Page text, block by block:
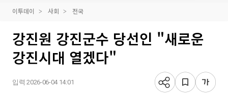
이투데이 사회 전국
강진원 강진군수 당선인 "새로운
강진시대 열겠다"
입력 2026-06-04 14:01